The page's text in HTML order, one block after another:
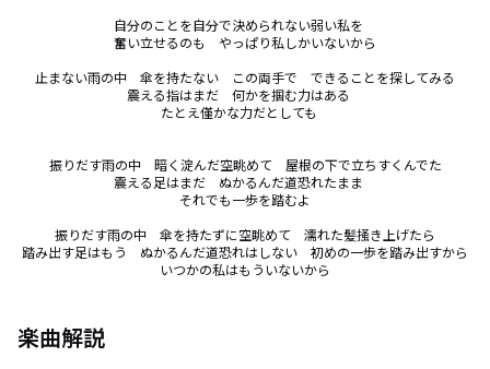
自分のことを自分で決められない弱い私を
奮い立せるのも　やっぱり私しかいないから
止まない雨の中　傘を持たない　この両手で　できることを探してみる
震える指はまだ　何かを掴む力はある
たとえ僅かな力だとしても
振りだす雨の中　暗く淀んだ空眺めて　屋根の下で立ちすくんでた
震える足はまだ　ぬかるんだ道恐れたまま
それでも一歩を踏むよ
振りだす雨の中　傘を持たずに空眺めて　濡れた髪掻き上げたら
踏み出す足はもう　ぬかるんだ道恐れはしない　初めの一歩を踏み出すから
いつかの私はもういないから
楽曲解説